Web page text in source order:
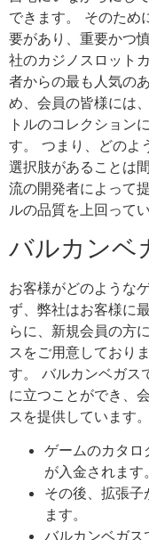
できます。 そのため
要があり、重要かつ
社のカジノスロット
者からの最も人気の
め、会員の皆様には
トルのコレクション
す。 つまり、どのよ
選択肢があることは
流の開発者によって
ルの品質を上回ってい
バルカンベ
お客様がどのような
ず、弊社はお客様に
らに、新規会員の方
スをご用意しており
す。 バルカンベガス
に立つことができ、
スを提供しています。
ゲームのカタロ
が入金されます。
その後、拡張
ます。
バルカンベガス